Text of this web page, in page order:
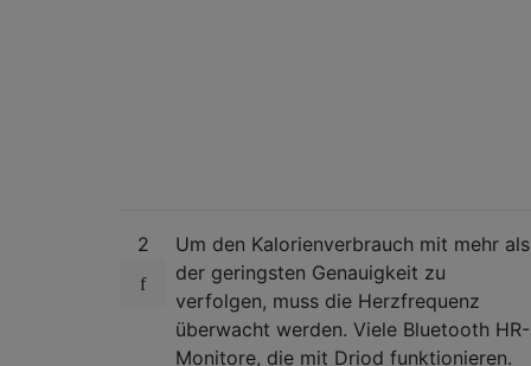
2
Um den Kalorienverbrauch mit mehr als
der geringsten Genauigkeit zu
verfolgen, muss die Herzfrequenz
überwacht werden. Viele Bluetooth HR-
Monitore, die mit Driod funktionieren.